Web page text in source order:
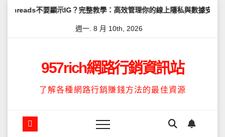
示IG？完整教學：高效管理你的線上隱私與數據安全 怎麼讓
週一. 8 月 10th, 2026
957rich網路行銷資訊站
了解各種網路行銷賺錢方法的最佳資源